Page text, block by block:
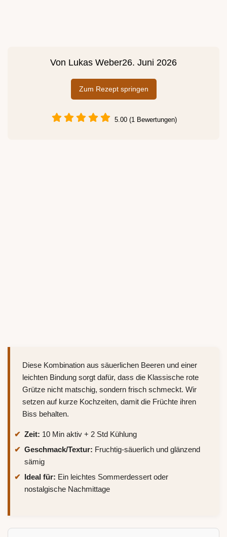
Von Lukas Weber26. Juni 2026
Zum Rezept springen
5.00 (1 Bewertungen)
Diese Kombination aus säuerlichen Beeren und einer
leichten Bindung sorgt dafür, dass die Klassische rote
Grütze nicht matschig, sondern frisch schmeckt. Wir
setzen auf kurze Kochzeiten, damit die Früchte ihren
Biss behalten.
Zeit: 10 Min aktiv + 2 Std Kühlung
Geschmack/Textur: Fruchtig-säuerlich und glänzend
sämig
Ideal für: Ein leichtes Sommerdessert oder
nostalgische Nachmittage